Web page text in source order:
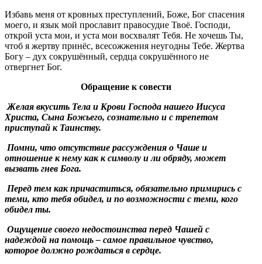
Избавь меня от кровных преступлений, Боже, Бог спасения
моего, и язык мой прославит правосудие Твоё. Господи,
открой уста мои, и уста мои восхвалят Тебя. Не хочешь Ты,
чтоб я жертву принёс, всесожжения неугодны Тебе. Жертва
Богу – дух сокрушённый, сердца сокрушённого не
отвергнет Бог.
Обращение к совести
Желая вкусить Тела и Крови Господа нашего Иисуса
Христа, Сына Божьего, сознательно и с трепетом
приступай к Таинству.
Помни, что отсутствие рассуждения о Чаше и
отношение к нему как к символу и ли обряду, может
вызвать гнев Бога.
Перед тем как причаститься, обязательно примирись с
теми, кто тебя обидел, и по возможности с теми, кого
обидел ты.
Ощущение своего недостоинства перед Чашей с
надеждой на помощь – самое правильное чувство,
которое должно рождаться в сердце.